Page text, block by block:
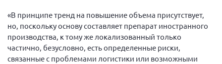
«В принципе тренд на повышение объема присутствует,
но, поскольку основу составляет препарат иностранного
производства, к тому же локализованный только
частично, безусловно, есть определенные риски,
связанные с проблемами логистики или возможными